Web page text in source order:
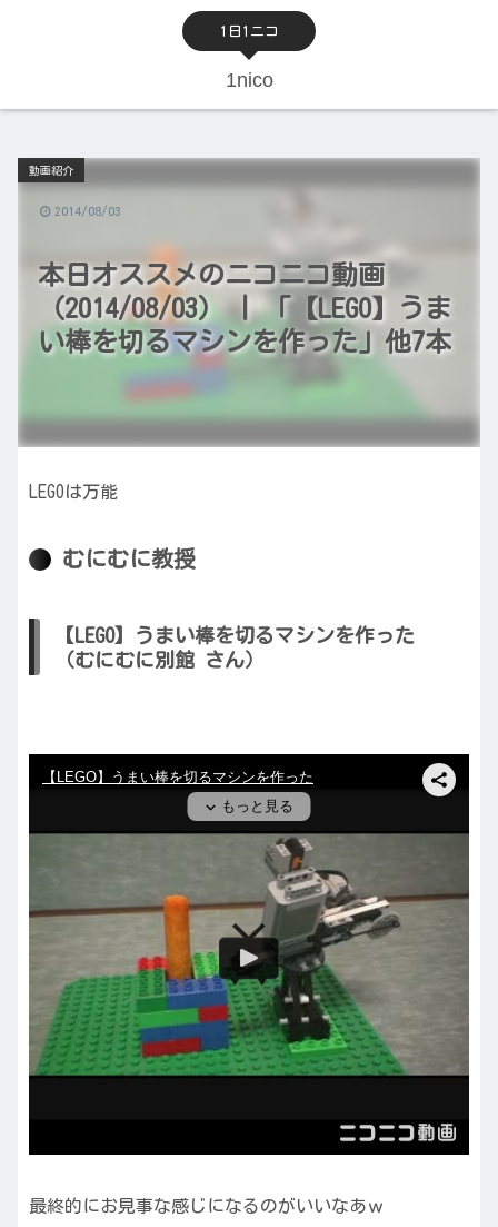
1日1ニコ
1nico
本日オススメのニコニコ動画
（2014/08/03） | 「【LEGO】うま
い棒を切るマシンを作った」他7本
動画紹介
2014/08/03
LEGOは万能
むにむに教授
【LEGO】うまい棒を切るマシンを作った
（むにむに別館 さん）
最終的にお見事な感じになるのがいいなあｗ